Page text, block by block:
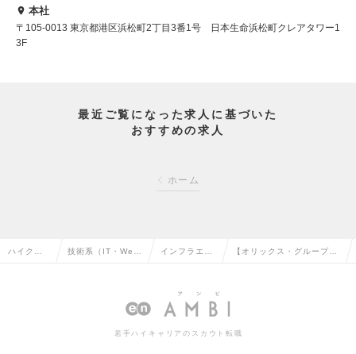
本社
〒105-0013 東京都港区浜松町2丁目3番1号 日本生命浜松町クレアタワー1
3F
最近ご覧になった求人に基づいた
おすすめの求人
ホーム
ハイクラ 技術系（IT・We インフラエン 【オリックス・グループ】
若手ハイキャリアのスカウト転職